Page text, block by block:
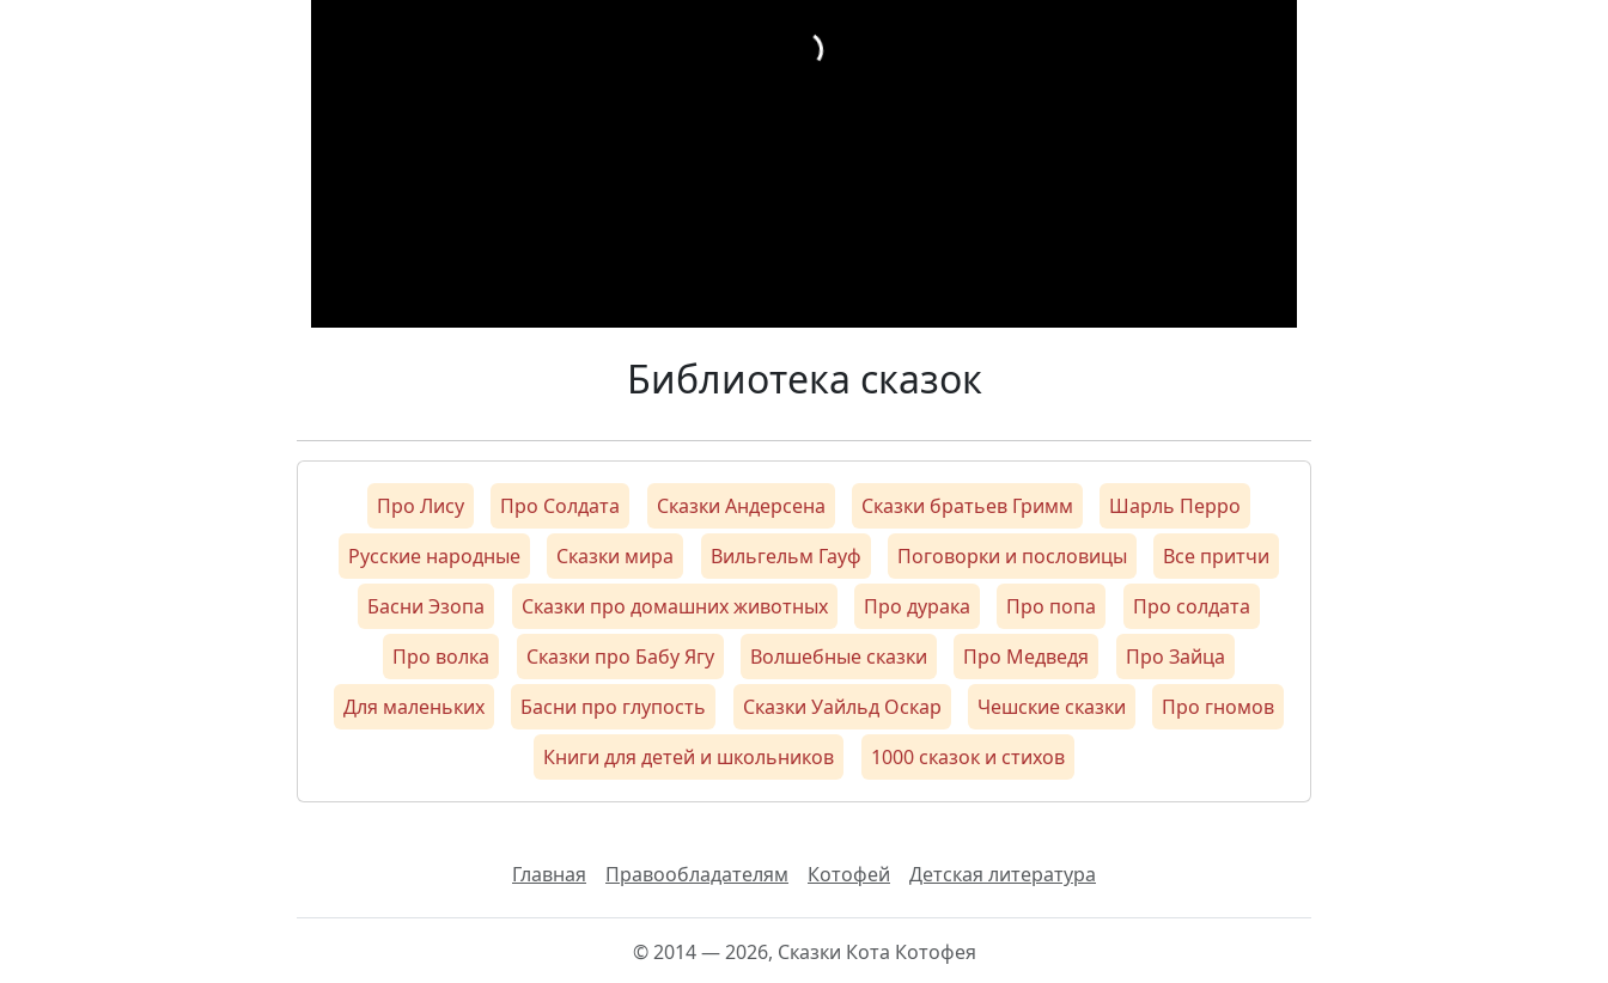
Библиотека сказок
Про Лису Про Солдата Сказки Андерсена Сказки братьев Гримм
Шарль Перро
Русские народные
Сказки мира Вильгельм Гауф Поговорки и пословицы
Все притчи
Басни Эзопа
Сказки про домашних животных Про дурака Про попа
Про солдата
Про волка
Сказки про Бабу Ягу Волшебные сказки Про Медведя
Про Зайца
Для маленьких
Басни про глупость Сказки Уайльд Оскар Чешские сказки
Про гномов
Книги для детей и школьников
1000 сказок и стихов
Главная Правообладателям Котофей Детская литература
© 2014 — 2026, Сказки Кота Котофея